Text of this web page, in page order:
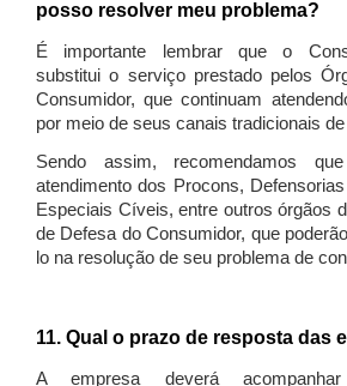
posso resolver meu problema?
É importante lembrar que o
substitui o serviço prestado pelos
Consumidor, que continuam
por meio de seus canais tradicionais
Sendo assim, recomendamos
atendimento dos Procons,
Especiais Cíveis, entre outros órgãos
de Defesa do Consumidor, que
lo na resolução de seu problema de
11. Qual o prazo de resposta das
A empresa deverá